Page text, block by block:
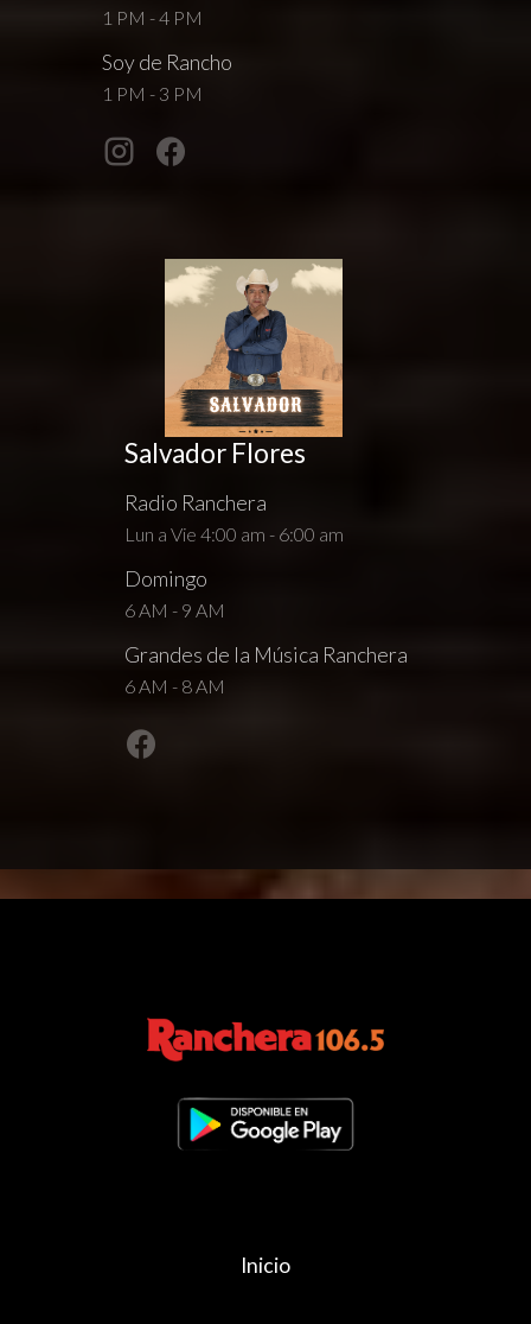
1 PM - 4 PM
Soy de Rancho
1 PM - 3 PM
Salvador Flores
Radio Ranchera
Lun a Vie 4:00 am - 6:00 am
Domingo
6 AM - 9 AM
Grandes de la Música Ranchera
6 AM - 8 AM
Inicio